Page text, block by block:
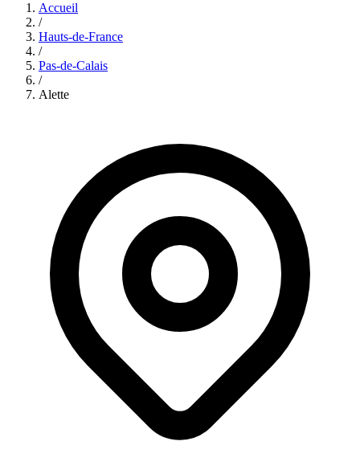
Accueil
/
Hauts-de-France
/
Pas-de-Calais
/
Alette